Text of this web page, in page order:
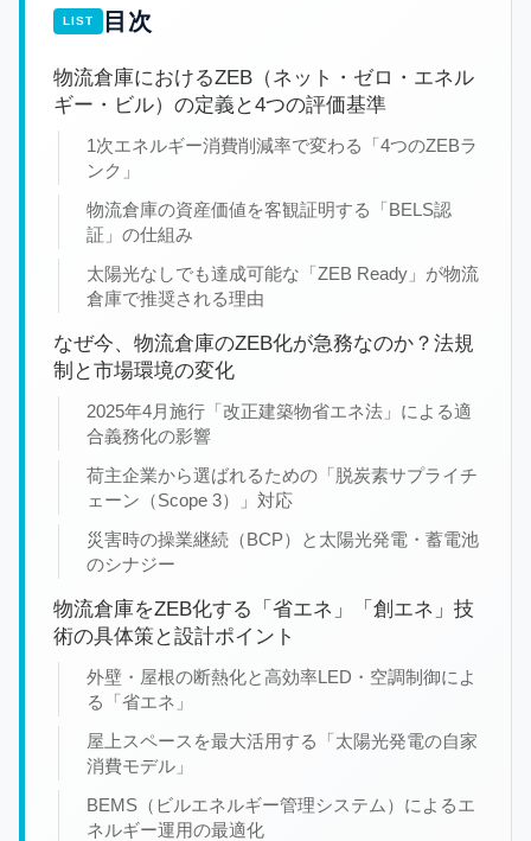
目次
物流倉庫におけるZEB（ネット・ゼロ・エネル
ギー・ビル）の定義と4つの評価基準
1次エネルギー消費削減率で変わる「4つのZEBラ
ンク」
物流倉庫の資産価値を客観証明する「BELS認
証」の仕組み
太陽光なしでも達成可能な「ZEB Ready」が物流
倉庫で推奨される理由
なぜ今、物流倉庫のZEB化が急務なのか？法規
制と市場環境の変化
2025年4月施行「改正建築物省エネ法」による適
合義務化の影響
荷主企業から選ばれるための「脱炭素サプライチ
ェーン（Scope 3）」対応
災害時の操業継続（BCP）と太陽光発電・蓄電池
のシナジー
物流倉庫をZEB化する「省エネ」「創エネ」技
術の具体策と設計ポイント
外壁・屋根の断熱化と高効率LED・空調制御によ
る「省エネ」
屋上スペースを最大活用する「太陽光発電の自家
消費モデル」
BEMS（ビルエネルギー管理システム）によるエ
ネルギー運用の最適化